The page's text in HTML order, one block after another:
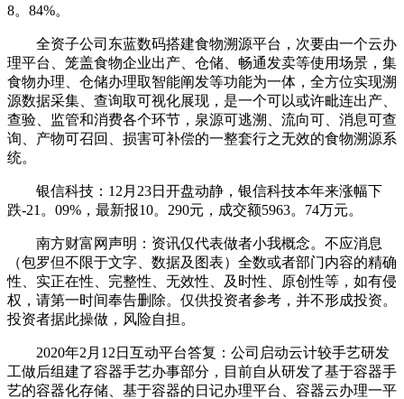
8。84%。
全资子公司东蓝数码搭建食物溯源平台，次要由一个云办
理平台、笼盖食物企业出产、仓储、畅通发卖等使用场景，集
食物办理、仓储办理取智能阐发等功能为一体，全方位实现溯
源数据采集、查询取可视化展现，是一个可以或许毗连出产、
查验、监管和消费各个环节，泉源可逃溯、流向可、消息可查
询、产物可召回、损害可补偿的一整套行之无效的食物溯源系
统。
银信科技：12月23日开盘动静，银信科技本年来涨幅下
跌-21。09%，最新报10。290元，成交额5963。74万元。
南方财富网声明：资讯仅代表做者小我概念。不应消息
（包罗但不限于文字、数据及图表）全数或者部门内容的精确
性、实正在性、完整性、无效性、及时性、原创性等，如有侵
权，请第一时间奉告删除。仅供投资者参考，并不形成投资。
投资者据此操做，风险自担。
2020年2月12日互动平台答复：公司启动云计较手艺研发
工做后组建了容器手艺办事部分，目前自从研发了基于容器手
艺的容器化存储、基于容器的日记办理平台、容器云办理一平